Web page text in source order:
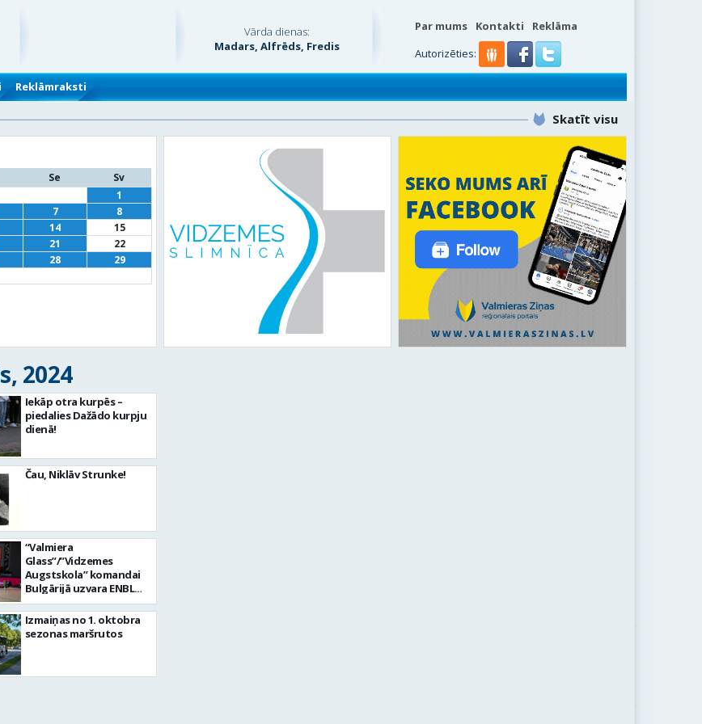
Vārda dienas:
Madars, Alfrēds, Fredis
Par mums Kontakti
Reklāma
Autorizēties:
Reklāmraksti
Skatīt visu
Se
Sv
1
7
8
14
15
21
22
28
29
2024
Iekāp otra kurpēs –
piedalies Dažādo kurpju
dienā!
Čau, Niklāv Strunke!
“Valmiera
Glass”/”Vidzemes
Augstskola” komandai
Bulgārijā uzvara ENBL
spēlē
Izmaiņas no 1. oktobra
sezonas maršrutos